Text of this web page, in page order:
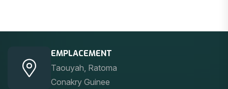
EMPLACEMENT
Taouyah, Ratoma
Conakry Guinee